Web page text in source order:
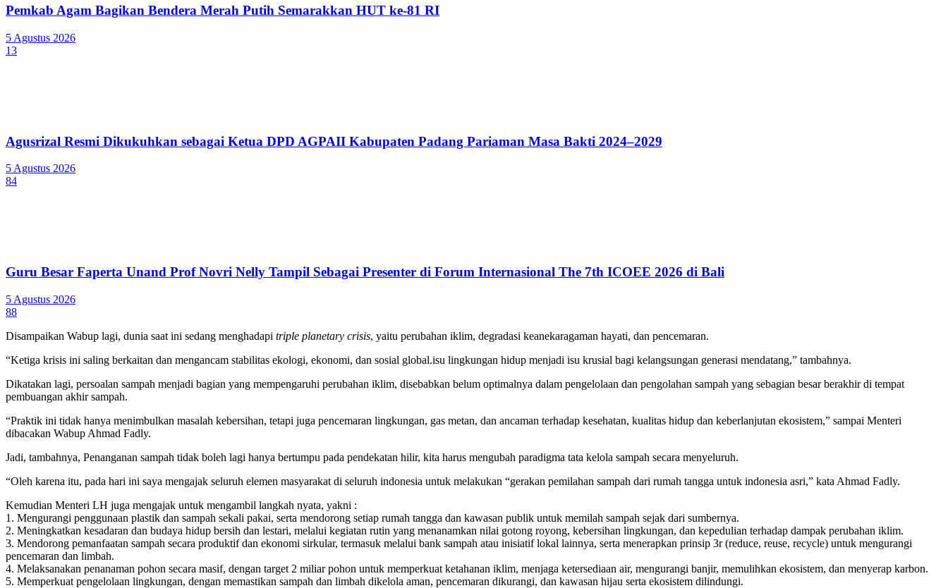
Pemkab Agam Bagikan Bendera Merah Putih Semarakkan HUT ke-81 RI
5 Agustus 2026
13
Agusrizal Resmi Dikukuhkan sebagai Ketua DPD AGPAII Kabupaten Padang Pariaman Masa Bakti 2024–2029
5 Agustus 2026
84
Guru Besar Faperta Unand Prof Novri Nelly Tampil Sebagai Presenter di Forum Internasional The 7th ICOEE 2026 di Bali
5 Agustus 2026
88
Disampaikan Wabup lagi, dunia saat ini sedang menghadapi triple planetary crisis, yaitu perubahan iklim, degradasi keanekaragaman hayati, dan pencemaran.
“Ketiga krisis ini saling berkaitan dan mengancam stabilitas ekologi, ekonomi, dan sosial global.isu lingkungan hidup menjadi isu krusial bagi kelangsungan generasi mendatang,” tambahnya.
Dikatakan lagi, persoalan sampah menjadi bagian yang mempengaruhi perubahan iklim, disebabkan belum optimalnya dalam pengelolaan dan pengolahan sampah yang sebagian besar berakhir di tempat
pembuangan akhir sampah.
“Praktik ini tidak hanya menimbulkan masalah kebersihan, tetapi juga pencemaran lingkungan, gas metan, dan ancaman terhadap kesehatan, kualitas hidup dan keberlanjutan ekosistem,” sampai Menteri
dibacakan Wabup Ahmad Fadly.
Jadi, tambahnya, Penanganan sampah tidak boleh lagi hanya bertumpu pada pendekatan hilir, kita harus mengubah paradigma tata kelola sampah secara menyeluruh.
“Oleh karena itu, pada hari ini saya mengajak seluruh elemen masyarakat di seluruh indonesia untuk melakukan “gerakan pemilahan sampah dari rumah tangga untuk indonesia asri,” kata Ahmad Fadly.
Kemudian Menteri LH juga mengajak untuk mengambil langkah nyata, yakni :
1. Mengurangi penggunaan plastik dan sampah sekali pakai, serta mendorong setiap rumah tangga dan kawasan publik untuk memilah sampah sejak dari sumbernya.
2. Meningkatkan kesadaran dan budaya hidup bersih dan lestari, melalui kegiatan rutin yang menanamkan nilai gotong royong, kebersihan lingkungan, dan kepedulian terhadap dampak perubahan iklim.
3. Mendorong pemanfaatan sampah secara produktif dan ekonomi sirkular, termasuk melalui bank sampah atau inisiatif lokal lainnya, serta menerapkan prinsip 3r (reduce, reuse, recycle) untuk mengurangi
pencemaran dan limbah.
4. Melaksanakan penanaman pohon secara masif, dengan target 2 miliar pohon untuk memperkuat ketahanan iklim, menjaga ketersediaan air, mengurangi banjir, memulihkan ekosistem, dan menyerap karbon.
5. Memperkuat pengelolaan lingkungan, dengan memastikan sampah dan limbah dikelola aman, pencemaran dikurangi, dan kawasan hijau serta ekosistem dilindungi.